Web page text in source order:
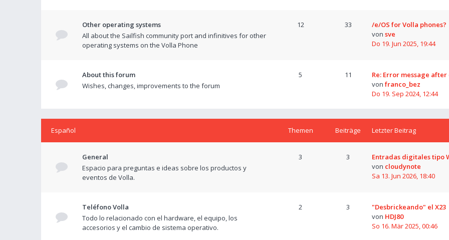
Other operating systems
All about the Sailfish community port and infinitives for other
operating systems on the Volla Phone
12 33
/e/OS for Volla phones?
von sve
Do 19. Jun 2025, 19:44
About this forum
Wishes, changes, improvements to the forum
5 11
Re: Error message
von franco_bez
Do 19. Sep 2024, 12:44
Español Themen Beiträge Letzter Beitrag
General
Espacio para preguntas e ideas sobre los productos y
eventos de Volla.
3 3
Entradas digitales tipo
von cloudynote
Sa 13. Jun 2026, 18:40
Teléfono Volla
Todo lo relacionado con el hardware, el equipo, los
accesorios y el cambio de sistema operativo.
2 3
"Desbrickeando" el X23
von HDJ80
So 16. Mär 2025, 00:46